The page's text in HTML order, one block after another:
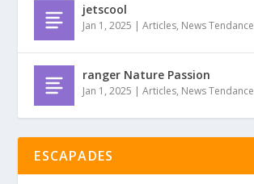
jetscool
Jan 1, 2025 |Articles, News Tendance
ranger Nature Passion
Jan 1, 2025 |Articles, News Tendance
ESCAPADES